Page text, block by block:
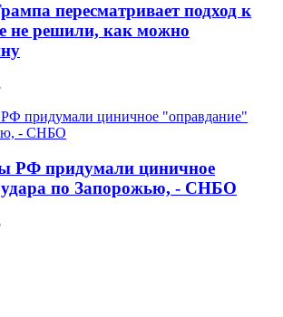
пересматривает подход к
не решили, как можно
РФ придумали циничное
по Запорожью, - СНБО